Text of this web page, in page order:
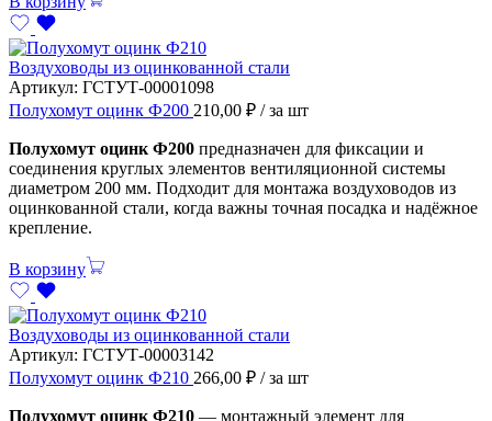
Воздуховоды из оцинкованной стали
Артикул: ГСТУТ-00001098
Полухомут оцинк Ф200 210,00 ₽ / за шт
Полухомут оцинк Ф200 предназначен для фиксации и
соединения круглых элементов вентиляционной системы
диаметром 200 мм. Подходит для монтажа воздуховодов из
оцинкованной стали, когда важны точная посадка и надёжное
крепление.
В корзину
Воздуховоды из оцинкованной стали
Артикул: ГСТУТ-00003142
Полухомут оцинк Ф210 266,00 ₽ / за шт
Полухомут оцинк Ф210 — монтажный элемент для